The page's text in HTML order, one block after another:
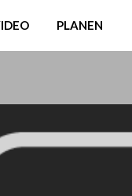
PLANEN